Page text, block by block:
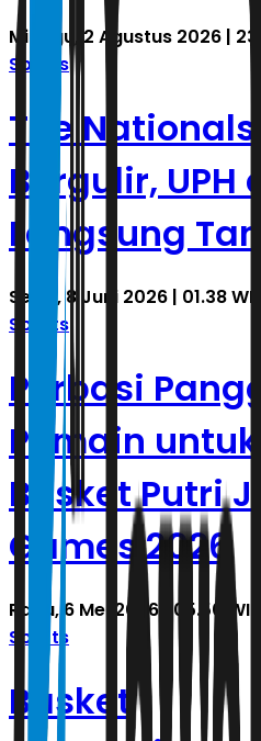
Minggu, 2 Agustus 2026 |
Sports
The
Bergulir, UPH
Langsung
Senin, 8 Juni 2026 | 01.38
Sports
Perbasi
Pemain
Basket Putri
Games 2026
Rabu, 6 Mei 2026 | 05.50 WIB
Sports
Basket